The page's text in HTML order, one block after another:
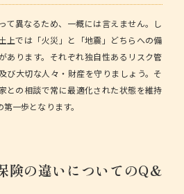
て異なるため、一概には言えません。し
上では「火災」と「地震」どちらへの備
あります。それぞれ独自性あるリスク管
び大切な人々・財産を守りましょう。そ
との相談で常に最適化された状態を維持
一歩となります。
険の違いについてのQ&